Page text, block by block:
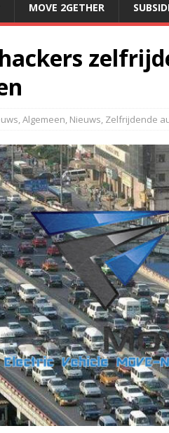
MOVE 2GETHER
,Algemeen, Nieuws, Zelfrijdende